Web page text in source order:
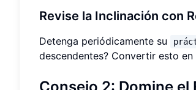
Revise la Inclinación con
Detenga periódicamente su
descendentes? Convertir esto